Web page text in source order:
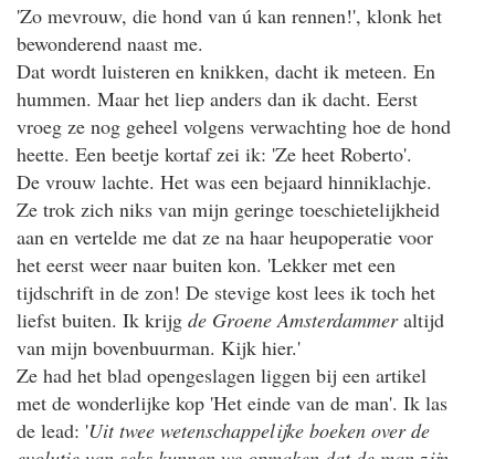
'Zo mevrouw, die hond van ú kan rennen!', klonk het
bewonderend naast me.
Dat wordt luisteren en knikken, dacht ik meteen. En
hummen. Maar het liep anders dan ik dacht. Eerst
vroeg ze nog geheel volgens verwachting hoe de hond
heette. Een beetje kortaf zei ik: 'Ze heet Roberto'.
De vrouw lachte. Het was een bejaard hinniklachje.
Ze trok zich niks van mijn geringe toeschietelijkheid
aan en vertelde me dat ze na haar heupoperatie voor
het eerst weer naar buiten kon. 'Lekker met een
tijdschrift in de zon! De stevige kost lees ik toch het
liefst buiten. Ik krijg de Groene Amsterdammeraltijd
van mijn bovenbuurman. Kijk hier.'
Ze had het blad opengeslagen liggen bij een artikel
met de wonderlijke kop 'Het einde van de man'. Ik las
de lead: 'Uit twee wetenschappelijke boeken over de